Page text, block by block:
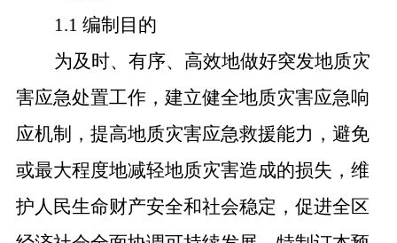
1.1 编制目的
为及时、有序、高效地做好突发地质灾
害应急处置工作，建立健全地质灾害应急响
应机制，提高地质灾害应急救援能力，避免
或最大程度地减轻地质灾害造成的损失，维
护人民生命财产安全和社会稳定，促进全区